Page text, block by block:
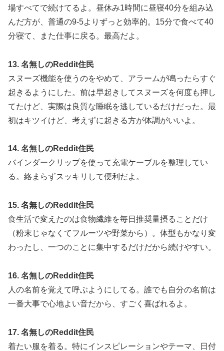
場すべてで続けてるよ。昼休み1時間に昼寝40分を組み込
んだ方が、普通の9-5よりずっと効率的。15分で食べて40
分寝て、また仕事に戻る。最高だよ。
13. 名無しのReddit住民
スヌーズ機能を使うのをやめて、アラームが鳴ったらすぐ
起きるようにした。前は早起きしてスヌーズを何度も押し
てたけど、実際は良質な睡眠を逃しているだけだった。最
初はキツイけど、考えずに起きる方が体調がいいよ。
14. 名無しのReddit住民
バインダークリップを使って充電ケーブルを整理してい
る。絡まらずスッキリして便利だよ。
15. 名無しのReddit住民
食生活で変えたのは食物繊維を毎日推奨量摂ることだけ
（粉末じゃなくてフルーツや野菜から）。体型もかなり変
わったし、一つのことに集中するだけだから続けやすい。
16. 名無しのReddit住民
人の名前を覚えて呼ぶようにしてる。誰でも自分の名前は
一番大事で心地よい音だから、すごく喜ばれるよ。
17. 名無しのReddit住民
着たい服を着る。特にインスピレーションやテーマ、日付